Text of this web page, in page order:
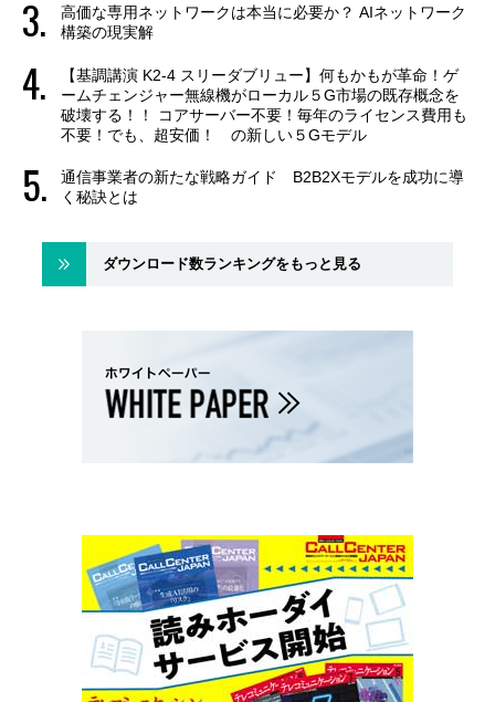
高価な専用ネットワークは本当に必要か？ AIネットワーク
構築の現実解
【基調講演 K2-4 スリーダブリュー】何もかもが革命！ゲ
ームチェンジャー無線機がローカル５G市場の既存概念を
破壊する！！ コアサーバー不要！毎年のライセンス費用も
不要！でも、超安価！ の新しい５Gモデル
通信事業者の新たな戦略ガイド B2B2Xモデルを成功に導
く秘訣とは
ダウンロード数ランキングをもっと見る